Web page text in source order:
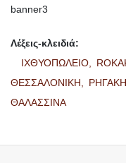
banner3
Λέξεις-κλειδιά:
ΙΧΘΥΟΠΩΛΕΙΟ,
ΘΕΣΣΑΛΟΝΙΚΗ,
ΘΑΛΑΣΣΙΝΑ